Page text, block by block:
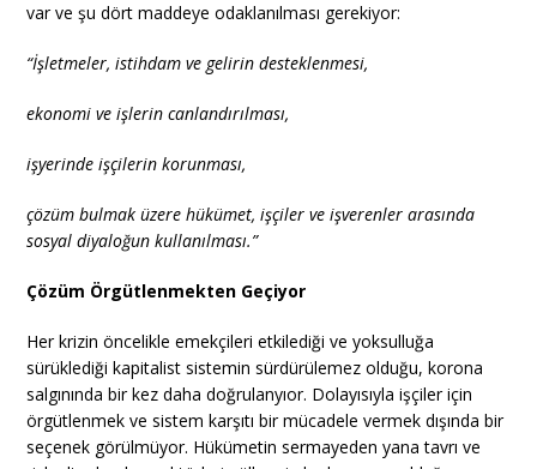
var ve şu dört maddeye odaklanılması gerekiyor:
“İşletmeler, istihdam ve gelirin desteklenmesi,
ekonomi ve işlerin canlandırılması,
işyerinde işçilerin korunması,
çözüm bulmak üzere hükümet, işçiler ve işverenler arasında
sosyal diyaloğun kullanılması.”
Çözüm Örgütlenmekten Geçiyor
Her krizin öncelikle emekçileri etkilediği ve yoksulluğa
sürüklediği kapitalist sistemin sürdürülemez olduğu, korona
salgınında bir kez daha doğrulanyıor. Dolayısıyla işçiler için
örgütlenmek ve sistem karşıtı bir mücadele vermek dışında bir
seçenek görülmüyor. Hükümetin sermayeden yana tavrı ve